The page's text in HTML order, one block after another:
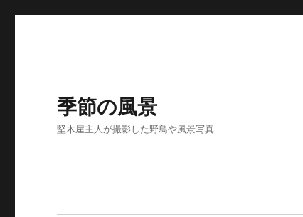
季節の風景
堅木屋主人が撮影した野鳥や風景写真